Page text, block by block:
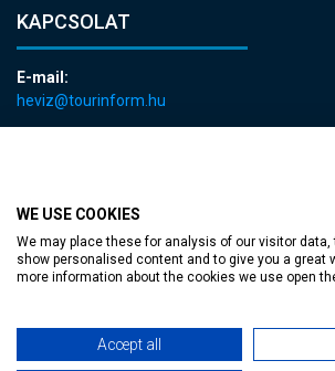
WE USE COOKIES
We may place these for analysis of our visitor data,
show personalised content and to give you a great
more information about the cookies we use open
Accept all
KAPCSOLAT
E-mail:
heviz@tourinform.hu